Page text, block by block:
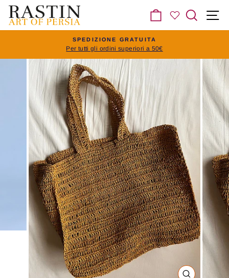
Vai
contenuto
Carrello Cerca
Pausa
slideshow
SPEDIZIONE GRATUITA
Per tutti gli ordini superiori a 50€